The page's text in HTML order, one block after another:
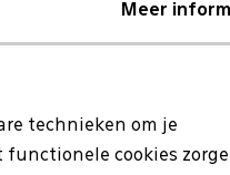
Marketing cookies
Meer
technieken om je
cookies